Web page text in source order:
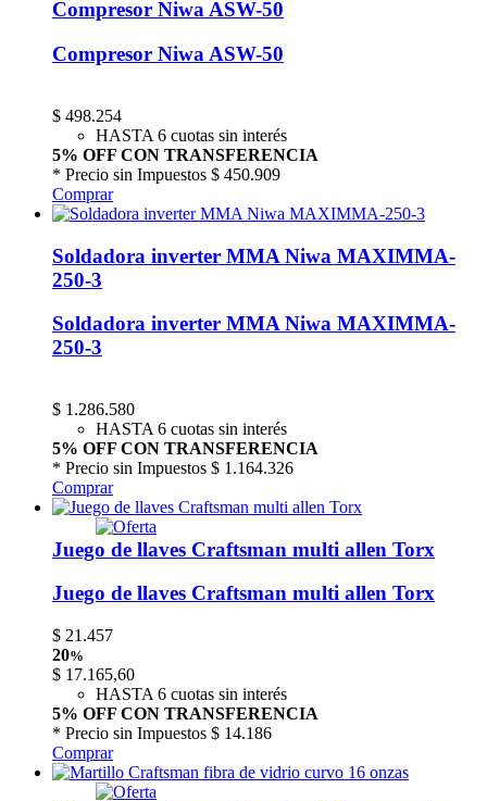
Compresor Niwa ASW-50
Compresor Niwa ASW-50
$ 498.254
HASTA 6 cuotas sin interés
5% OFF CON TRANSFERENCIA
* Precio sin Impuestos $ 450.909
Comprar
Soldadora inverter MMA Niwa MAXIMMA-
250-3
Soldadora inverter MMA Niwa MAXIMMA-
250-3
$ 1.286.580
HASTA 6 cuotas sin interés
5% OFF CON TRANSFERENCIA
* Precio sin Impuestos $ 1.164.326
Comprar
Juego de llaves Craftsman multi allen Torx
Juego de llaves Craftsman multi allen Torx
$ 21.457
20%
$ 17.165,60
HASTA 6 cuotas sin interés
5% OFF CON TRANSFERENCIA
* Precio sin Impuestos $ 14.186
Comprar